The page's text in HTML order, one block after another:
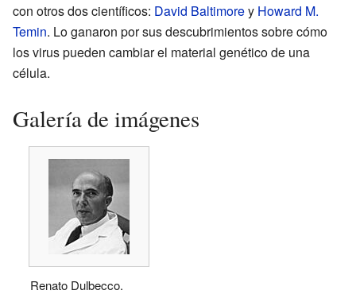
con otros dos científicos: David Baltimorey Howard M.
Temin. Lo ganaron por sus descubrimientos sobre cómo
los virus pueden cambiar el material genético de una
célula.
Galería de imágenes
Renato Dulbecco.